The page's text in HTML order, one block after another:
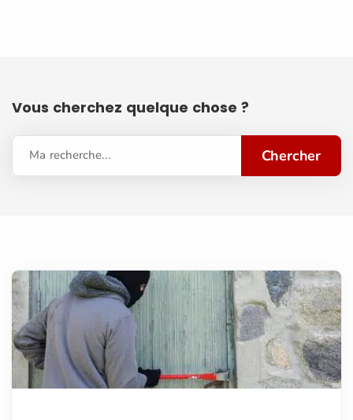
Vous cherchez quelque chose ?
Ma recherche... Chercher